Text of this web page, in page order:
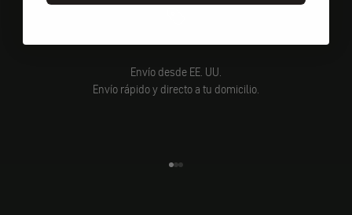
Envío desde EE. UU.
Envío rápido y directo a tu domicilio.